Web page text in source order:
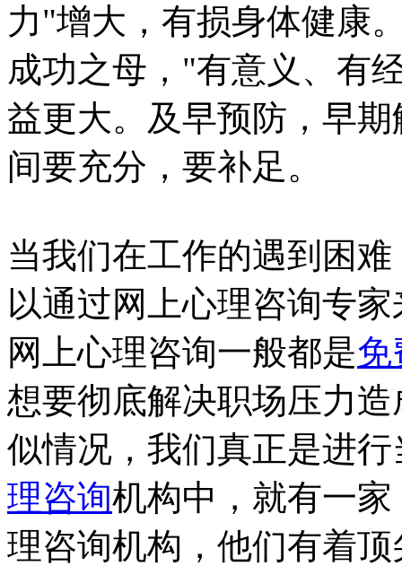
力"增大，有损身体健康
成功之母，"有意义、有
益更大。及早预防，早
间要充分，要补足。
当我们在工作的遇到困
以通过网上心理咨询专
网上心理咨询一般都是免
想要彻底解决职场压力
似情况，我们真正是进
理咨询机构中，就有一
理咨询机构，他们有着